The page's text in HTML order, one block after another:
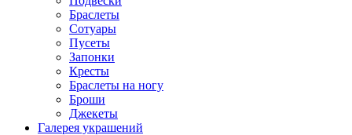
Браслеты
Сотуары
Пусеты
Запонки
Кресты
Браслеты на ногу
Броши
Джекеты
Галерея украшений